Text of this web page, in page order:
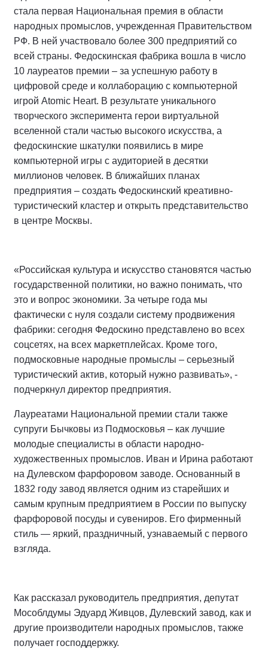
стала первая Национальная премия в области
народных промыслов, учрежденная Правительством
РФ. В ней участвовало более 300 предприятий со
всей страны. Федоскинская фабрика вошла в число
10 лауреатов премии – за успешную работу в
цифровой среде и коллаборацию с компьютерной
игрой Atomic Heart. В результате уникального
творческого эксперимента герои виртуальной
вселенной стали частью высокого искусства, а
федоскинские шкатулки появились в мире
компьютерной игры с аудиторией в десятки
миллионов человек. В ближайших планах
предприятия – создать Федоскинский креативно-
туристический кластер и открыть представительство
в центре Москвы.
«Российская культура и искусство становятся частью
государственной политики, но важно понимать, что
это и вопрос экономики. За четыре года мы
фактически с нуля создали систему продвижения
фабрики: сегодня Федоскино представлено во всех
соцсетях, на всех маркетплейсах. Кроме того,
подмосковные народные промыслы – серьезный
туристический актив, который нужно развивать», -
подчеркнул директор предприятия.
Лауреатами Национальной премии стали также
супруги Бычковы из Подмосковья – как лучшие
молодые специалисты в области народно-
художественных промыслов. Иван и Ирина работают
на Дулевском фарфоровом заводе. Основанный в
1832 году завод является одним из старейших и
самым крупным предприятием в России по выпуску
фарфоровой посуды и сувениров. Его фирменный
стиль — яркий, праздничный, узнаваемый с первого
взгляда.
Как рассказал руководитель предприятия, депутат
Мособлдумы Эдуард Живцов, Дулевский завод, как и
другие производители народных промыслов, также
получает господдержку.